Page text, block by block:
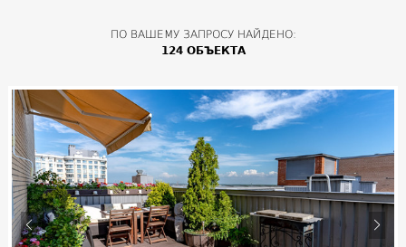
ПО ВАШЕМУ ЗАПРОСУ НАЙДЕНО:
124 ОБЪЕКТА